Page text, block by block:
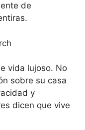
de
vida lujoso. No
sobre su casa
y
dicen que vive